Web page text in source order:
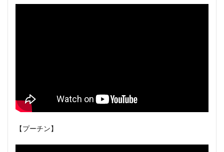
【プーチン】